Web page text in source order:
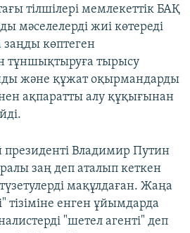
тілшілері мемлекеттік БАҚ
мәселелерді жиі көтереді
көптеген
тұншықтыруға тырысу
және құжат оқырмандарды
ақпаратты алу құқығынан
президенті Владимир Путин
заң деп аталып кеткен
мақұлдаған. Жаңа
тізіміне енген ұйымдарда
"шетел агенті" деп